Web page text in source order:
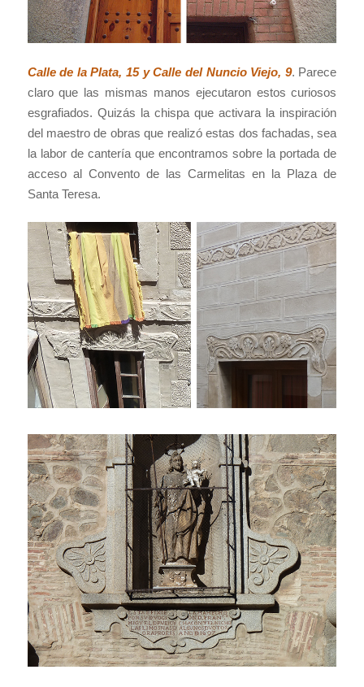
Calle de la Plata, 15 y Calle del Nuncio Viejo, 9. Parece
claro que las mismas manos ejecutaron estos curiosos
esgrafiados. Quizás la chispa que activara la inspiración
del maestro de obras que realizó estas dos fachadas, sea
la labor de cantería que encontramos sobre la portada de
acceso al Convento de las Carmelitas en la Plaza de
Santa Teresa.